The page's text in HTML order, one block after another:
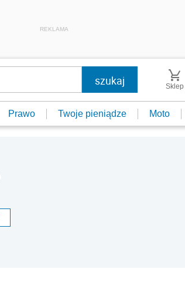
REKLAMA
Sklep
Prawo Twoje pieniądze Moto